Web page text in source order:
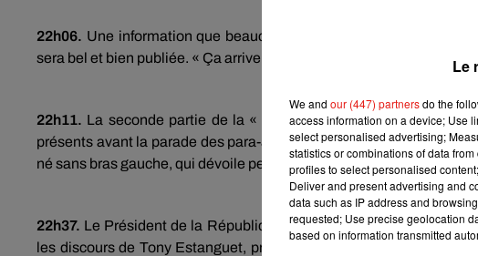
22h06. Une information que beaucoup attendaient : oui, la
sera bel et bien publiée. « Ça arrive », indique l’un des
22h11. La seconde partie de la « soirée paradoxale » démarre.
présents avant la parade des para-athlètes, sur un air de piano et
né sans bras gauche, qui dévoile petit à petit sa particularité sur la
22h37. Le Président de la République, Emmanuel Macron,
les discours de Tony Estanguet, président du Comité
Le
We and our (447) partnersdo the
access information on a device; Use
select personalised advertising;
statistics or combinations of data
profiles to select personalised
Deliver and present advertising and
data such as IP address and
requested; Use precise geolocation
based on information transmitted